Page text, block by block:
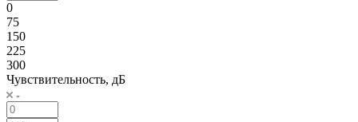
0
75
150
225
300
Чувствительность, дБ